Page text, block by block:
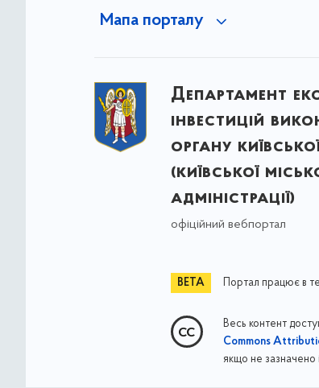
Мапа порталу
Департамент
інвестицій
органу
(київської
адміністрації)
офіційний вебпортал
Портал працює в
Весь контент
Commons
якщо не зазначено